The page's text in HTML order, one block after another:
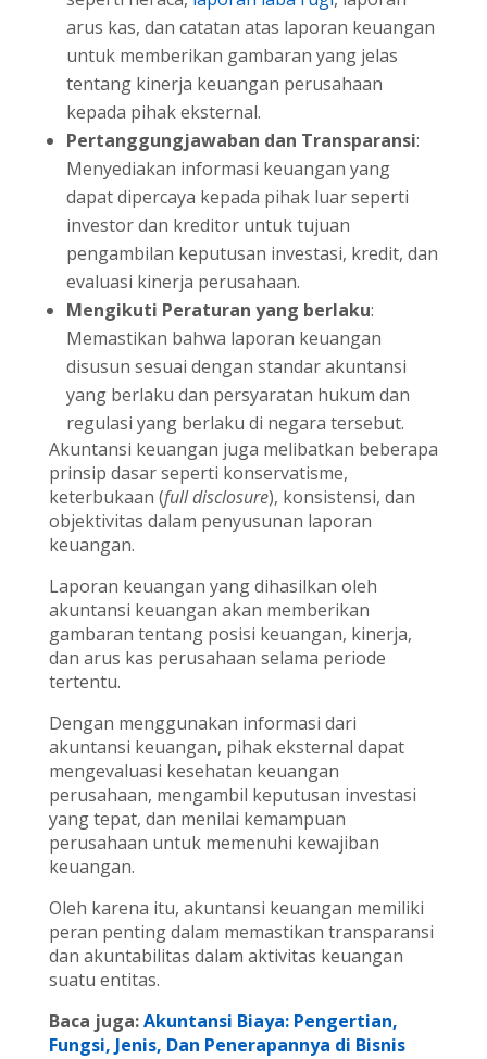
arus kas, dan catatan atas laporan keuangan
untuk memberikan gambaran yang jelas
tentang kinerja keuangan perusahaan
kepada pihak eksternal.
Pertanggungjawaban dan Transparansi:
Menyediakan informasi keuangan yang
dapat dipercaya kepada pihak luar seperti
investor dan kreditor untuk tujuan
pengambilan keputusan investasi, kredit, dan
evaluasi kinerja perusahaan.
Mengikuti Peraturan yang berlaku:
Memastikan bahwa laporan keuangan
disusun sesuai dengan standar akuntansi
yang berlaku dan persyaratan hukum dan
regulasi yang berlaku di negara tersebut.
Akuntansi keuangan juga melibatkan beberapa
prinsip dasar seperti konservatisme,
keterbukaan (full disclosure), konsistensi, dan
objektivitas dalam penyusunan laporan
keuangan.
Laporan keuangan yang dihasilkan oleh
akuntansi keuangan akan memberikan
gambaran tentang posisi keuangan, kinerja,
dan arus kas perusahaan selama periode
tertentu.
Dengan menggunakan informasi dari
akuntansi keuangan, pihak eksternal dapat
mengevaluasi kesehatan keuangan
perusahaan, mengambil keputusan investasi
yang tepat, dan menilai kemampuan
perusahaan untuk memenuhi kewajiban
keuangan.
Oleh karena itu, akuntansi keuangan memiliki
peran penting dalam memastikan transparansi
dan akuntabilitas dalam aktivitas keuangan
suatu entitas.
Baca juga:Akuntansi Biaya: Pengertian,
Fungsi, Jenis, Dan Penerapannya di Bisnis